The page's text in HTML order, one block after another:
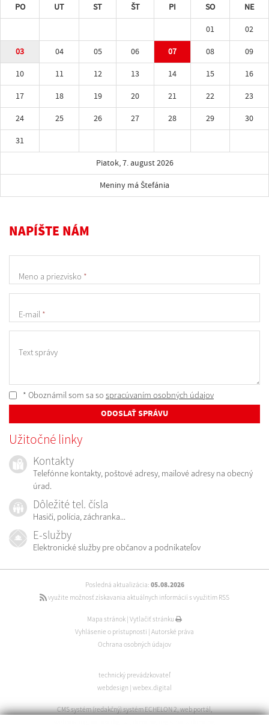
PO UT ST ŠT PI SO
NE
01
02
03
04 05 06 07 08
09
10
11 12 13 14 15
16
17
18 19 20 21 22
23
24
25 26 27 28 29
30
31
Piatok, 7. august 2026
Meniny má Štefánia
NAPÍŠTE NÁM
Meno a priezvisko *
E-mail *
Text správy
* Oboznámil som sa so spracúvaním osobných údajov
ODOSLAŤ SPRÁVU
Užitočné linky
Kontakty
Telefónne kontakty, poštové adresy, mailové adresy na obecný
úrad.
Dôležité tel. čísla
Hasiči, polícia, záchranka...
E-služby
Elektronické služby pre občanov a podnikateľov
Posledná aktualizácia: 05.08.2026
využite možnosť získavania aktuálnych informácií s využitím RSS
Mapa stránok Vytlačiť stránku
Vyhlásenie o prístupnosti Autorské práva
Ochrana osobných údajov
technický prevádzkovateľ
webdesign webex.digital
CMS systém (redakčný) systém ECHELON 2,web portál,